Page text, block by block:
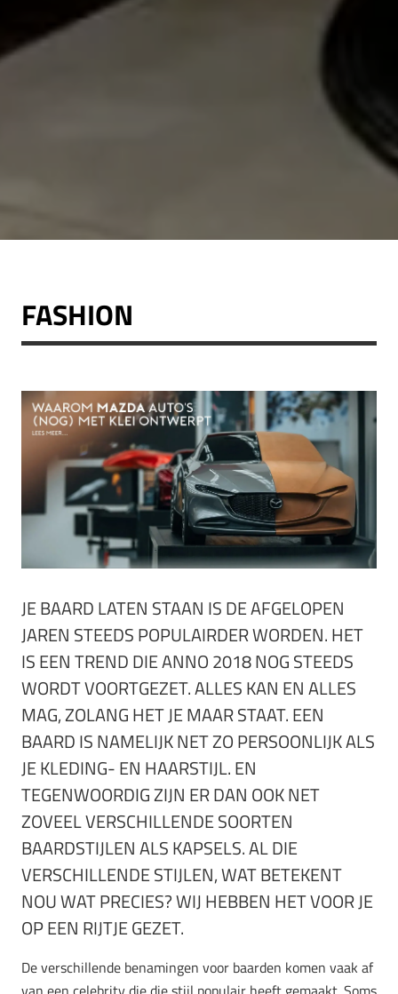
FASHION
JE BAARD LATEN STAAN IS DE AFGELOPEN
JAREN STEEDS POPULAIRDER WORDEN. HET
IS EEN TREND DIE ANNO 2018 NOG STEEDS
WORDT VOORTGEZET. ALLES KAN EN ALLES
MAG, ZOLANG HET JE MAAR STAAT. EEN
BAARD IS NAMELIJK NET ZO PERSOONLIJK ALS
JE KLEDING- EN HAARSTIJL. EN
TEGENWOORDIG ZIJN ER DAN OOK NET
ZOVEEL VERSCHILLENDE SOORTEN
BAARDSTIJLEN ALS KAPSELS. AL DIE
VERSCHILLENDE STIJLEN, WAT BETEKENT
NOU WAT PRECIES? WIJ HEBBEN HET VOOR JE
OP EEN RIJTJE GEZET.
De verschillende benamingen voor baarden komen vaak af